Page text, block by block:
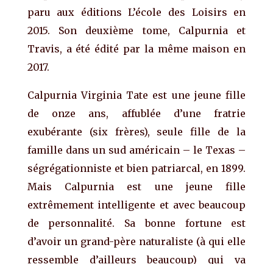
paru aux éditions L’école des Loisirs en
2015. Son deuxième tome, Calpurnia et
Travis, a été édité par la même maison en
2017.
Calpurnia Virginia Tate est une jeune fille
de onze ans, affublée d’une fratrie
exubérante (six frères), seule fille de la
famille dans un sud américain – le Texas –
ségrégationniste et bien patriarcal, en 1899.
Mais Calpurnia est une jeune fille
extrêmement intelligente et avec beaucoup
de personnalité. Sa bonne fortune est
d’avoir un grand-père naturaliste (à qui elle
ressemble d’ailleurs beaucoup) qui va